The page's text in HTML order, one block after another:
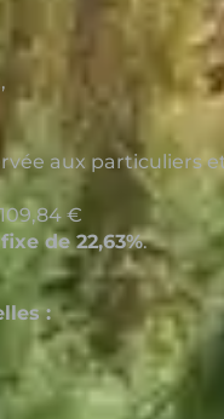
aux particuliers
€
de 22,63%.
: